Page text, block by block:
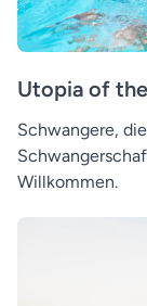
Utopia of
Schwangere,
Willkommen.